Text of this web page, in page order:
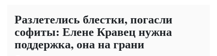
Разлетелись блестки, погасли
софиты: Елене Кравец нужна
поддержка, она на грани